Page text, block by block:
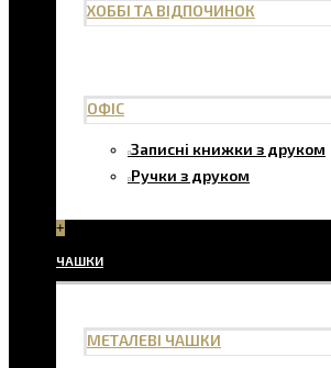
ХОББІ ТА ВІДПОЧИНОК
ОФІС
Записні книжки з друком
Ручки з друком
+
ЧАШКИ
МЕТАЛЕВІ ЧАШКИ